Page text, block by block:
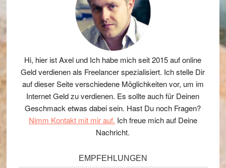
Hi, hier ist Axel und Ich habe mich seit 2015 auf online
Geld verdienen als Freelancer spezialisiert. Ich stelle Dir
auf dieser Seite verschiedene Möglichkeiten vor, um im
Internet Geld zu verdienen. Es sollte auch für Deinen
Geschmack etwas dabei sein. Hast Du noch Fragen?
Nimm Kontakt mit mir auf. Ich freue mich auf Deine
Nachricht.
EMPFEHLUNGEN